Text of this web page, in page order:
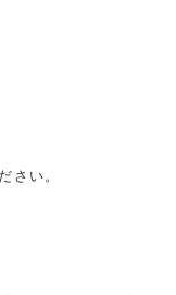
さい。